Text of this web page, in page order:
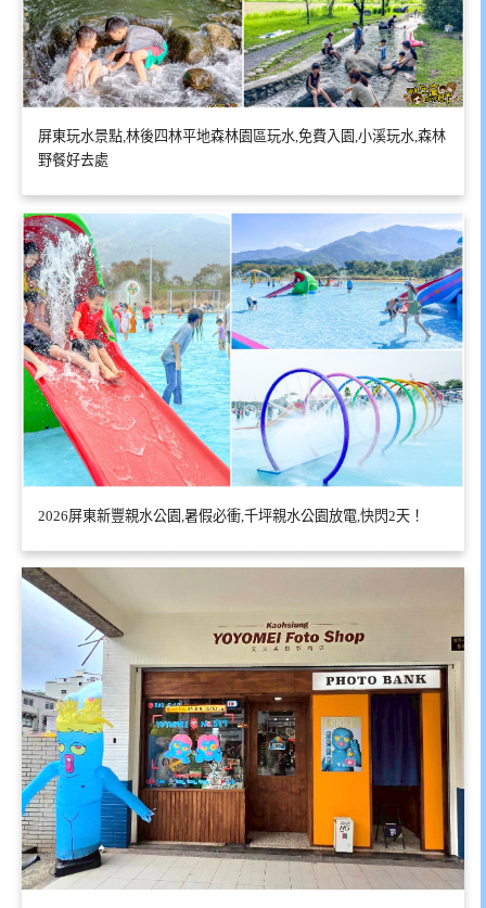
屏東玩水景點,林後四林平地森林園區玩水,免費入園,小溪玩水,森林
野餐好去處
2026屏東新豐親水公園,暑假必衝,千坪親水公園放電,快閃2天！